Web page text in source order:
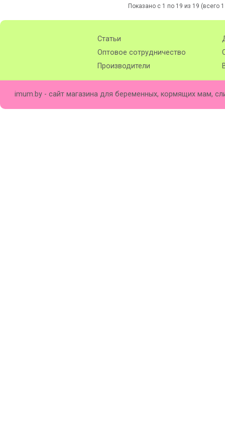
Показано с 1 по 19 из 19 (всего
Статьи
Оптовое сотрудничество
Производители
imum.by - сайт магазина для беременных, кормящих мам,